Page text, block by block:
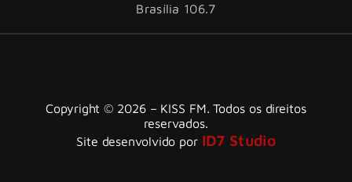
Brasília 106.7
Copyright © 2026 – KISS FM. Todos os direitos
reservados.
Site desenvolvido por ID7 Studio